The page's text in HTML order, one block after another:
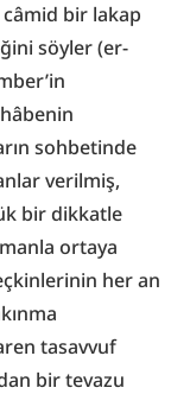
câmid bir lakap
söyler (er-
sohbetinde
verilmiş,
bir dikkatle
ortaya
her an
tasavvuf
bir tevazu